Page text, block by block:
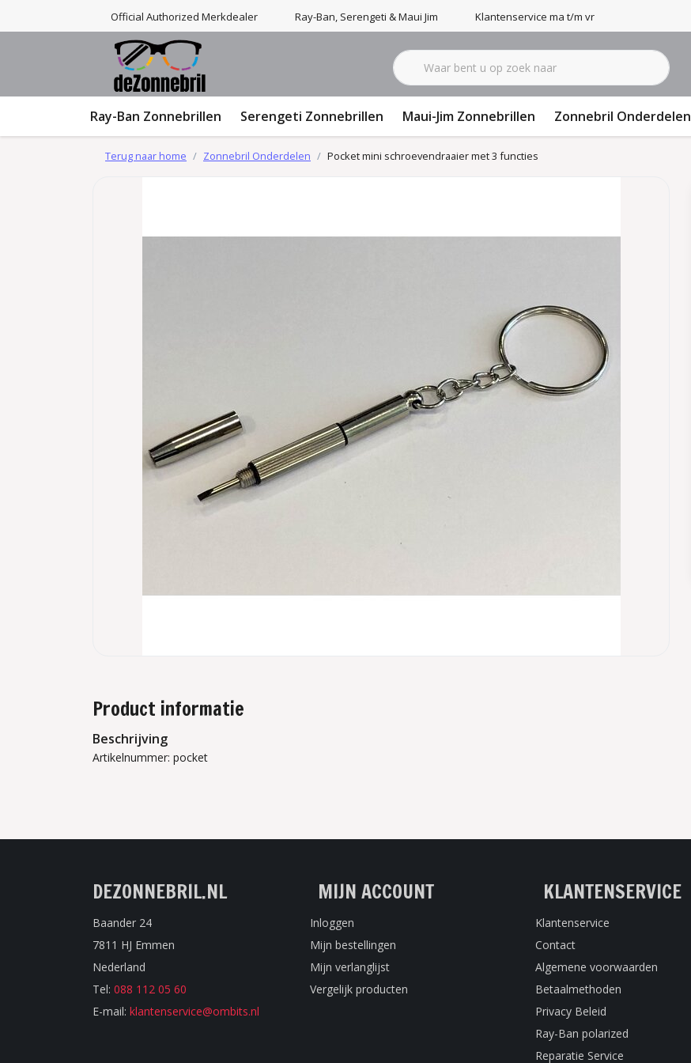
Official Authorized Merkdealer Ray-Ban, Serengeti & Maui Jim Klantenservice ma t/m vr 9-17u
Ray-Ban Zonnebrillen Serengeti Zonnebrillen Maui-Jim Zonnebrillen Zonnebril Onderdelen
Terug naar home Zonnebril Onderdelen Pocket mini schroevendraaier met 3 functies
Product informatie
Beschrijving
Artikelnummer: pocket
DEZONNEBRIL.NL
Baander 24
7811 HJ Emmen
Nederland
Tel: 088 112 05 60
E-mail: klantenservice@ombits.nl
MIJN ACCOUNT
Inloggen
Mijn bestellingen
Mijn verlanglijst
Vergelijk producten
KLANTENSERVICE
Klantenservice
Contact
Algemene voorwaarden
Betaalmethoden
Privacy Beleid
Ray-Ban polarized
Reparatie Service